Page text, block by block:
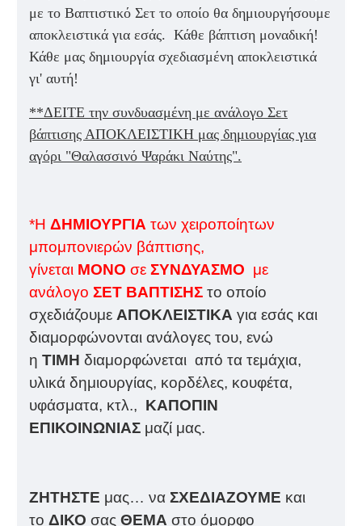
με το Βαπτιστικό Σετ το οποίο θα δημιουργήσουμε
αποκλειστικά για εσάς. Κάθε βάπτιση μοναδική!
Κάθε μας δημιουργία σχεδιασμένη αποκλειστικά
γι' αυτή!
**ΔΕΙΤΕ την συνδυασμένη με ανάλογο Σετ
βάπτισης ΑΠΟΚΛΕΙΣΤΙΚΗ μας δημιουργίας για
αγόρι "Θαλασσινό Ψαράκι Ναύτης".
*Η ΔΗΜΙΟΥΡΓΙΑ των χειροποίητων
μπομπονιερών βάπτισης,
γίνεται ΜΟΝΟ σε ΣΥΝΔΥΑΣΜΟ με
ανάλογο ΣΕΤ ΒΑΠΤΙΣΗΣ το οποίο
σχεδιάζουμε ΑΠΟΚΛΕΙΣΤΙΚΑ για εσάς και
διαμορφώνονται ανάλογες του, ενώ
η ΤΙΜΗ διαμορφώνεται από τα τεμάχια,
υλικά δημιουργίας, κορδέλες, κουφέτα,
υφάσματα, κτλ., ΚΑΠΟΠΙΝ
ΕΠΙΚΟΙΝΩΝΙΑΣ μαζί μας.
ΖΗΤΗΣΤΕ μας… να ΣΧΕΔΙΑΖΟΥΜΕ και
το ΔΙΚΟ σας ΘΕΜΑ στο όμορφο